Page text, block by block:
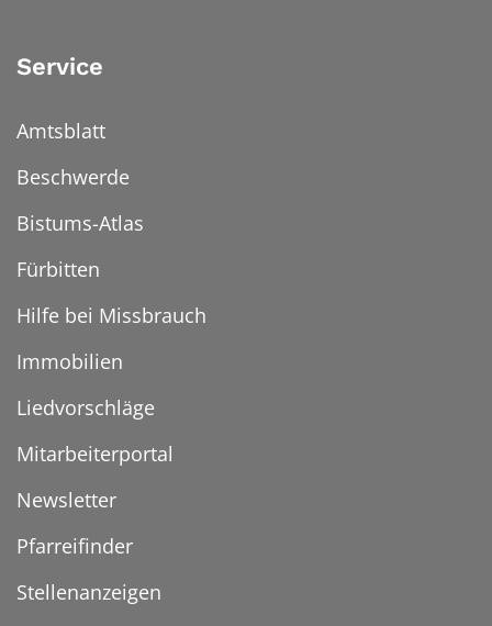
Service
Amtsblatt
Beschwerde
Bistums-Atlas
Fürbitten
Hilfe bei Missbrauch
Immobilien
Liedvorschläge
Mitarbeiterportal
Newsletter
Pfarreifinder
Stellenanzeigen